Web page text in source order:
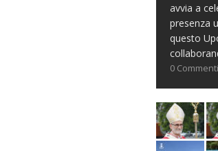
avvia a
presenza
questo
0 Commenti